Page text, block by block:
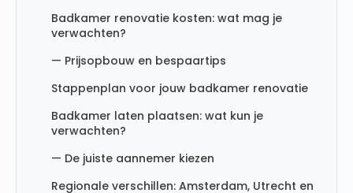
Badkamer renovatie kosten: wat mag je
verwachten?
— Prijsopbouw en bespaartips
Stappenplan voor jouw badkamer renovatie
Badkamer laten plaatsen: wat kun je
verwachten?
— De juiste aannemer kiezen
Regionale verschillen: Amsterdam, Utrecht en